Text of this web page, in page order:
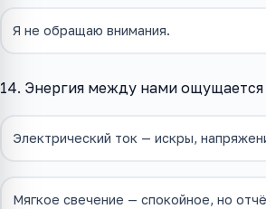
Я не обращаю внимания.
14. Энергия между нами ощущается
Электрический ток — искры,
Мягкое свечение — спокойное, но